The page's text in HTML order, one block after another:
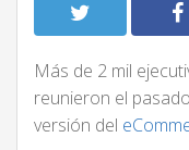
Más de 2 mil
reunieron el
versión del